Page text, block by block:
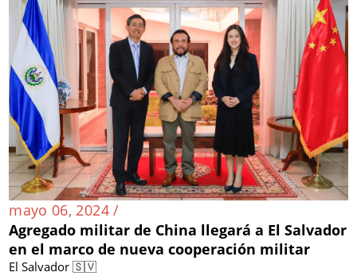
mayo 06, 2024 /
Agregado militar de China llegará a El Salvador
en el marco de nueva cooperación militar
El Salvador 🇸🇻